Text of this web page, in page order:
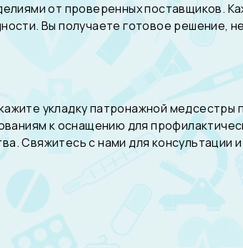
от проверенных поставщиков.
Вы получаете готовое решение,
укладку патронажной медсестры
к оснащению для
Свяжитесь с нами для консультации